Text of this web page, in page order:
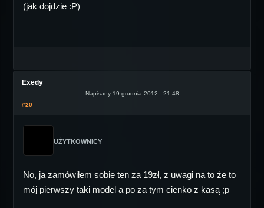
(jak dojdzie :P)
Exedy
Napisany 19 grudnia 2012 - 21:48
#20
UŻYTKOWNICY
No, ja zamówiłem sobie ten za 19zł, z uwagi na to że to
mój pierwszy taki model a po za tym cienko z kasą ;p